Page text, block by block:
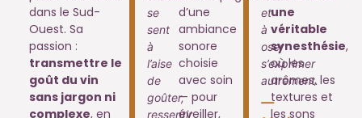
dans le Sud-
Ouest. Sa
passion :
transmettre le
goût du vin
sans jargon ni
complexe, en
se
sent
à
l’aise
de
goûter,
ressentir
d’une
ambiance
sonore
choisie
avec soin
— pour
éveiller,
et
à
oser
s’exprimer
autrement.
—
une
véritable
synesthésie,
où les
arômes, les
textures et
les sons